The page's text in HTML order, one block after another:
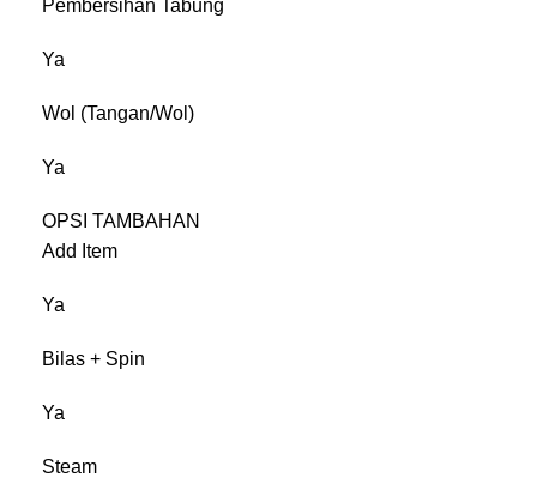
Pembersihan Tabung
Ya
Wol (Tangan/Wol)
Ya
OPSI TAMBAHAN
Add Item
Ya
Bilas + Spin
Ya
Steam